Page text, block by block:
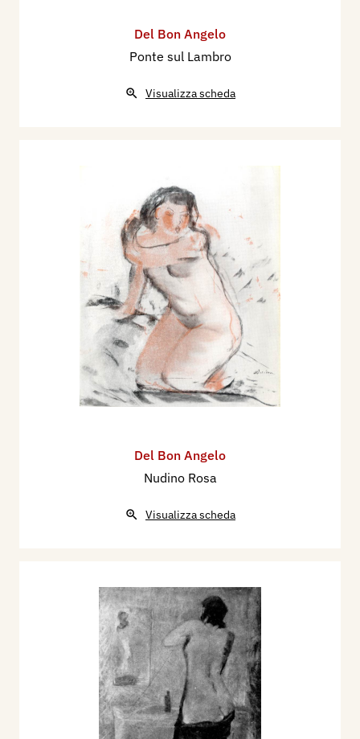
Del Bon Angelo
Ponte sul Lambro
Visualizza scheda
Del Bon Angelo
Nudino Rosa
Visualizza scheda